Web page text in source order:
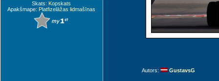
Skats: Kopskats
Apakšmape: Platfizelāžas lidmašīnas
Autors: GustavsG